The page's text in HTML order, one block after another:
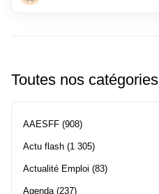
Toutes nos catégories
AAESFF (908)
Actu flash (1 305)
Actualité Emploi (83)
Agenda (237)